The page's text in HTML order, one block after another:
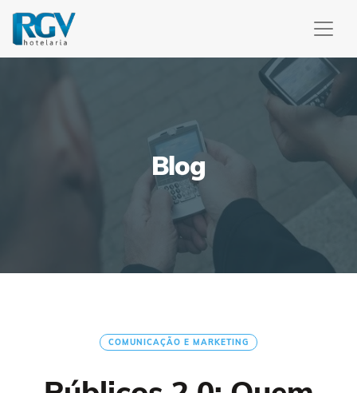
Blog
COMUNICAÇÃO E MARKETING